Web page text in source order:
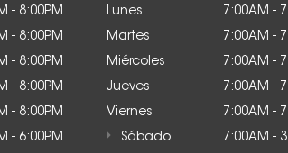
- 8:00PM
- 8:00PM
- 8:00PM
- 8:00PM
- 8:00PM
- 6:00PM
Lunes
7:00AM -
Martes
7:00AM -
Miércoles
7:00AM -
Jueves
7:00AM -
Viernes
7:00AM -
Sábado
7:00AM -